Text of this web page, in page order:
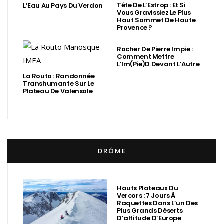
L’Eau Au Pays Du Verdon Tête De L’Estrop : Et Si
Vous Gravissiez Le Plus
Haut Sommet De Haute
Provence ?
La Routo : Randonnée
Transhumante Sur Le
Plateau De Valensole
Rocher De Pierre Impie :
Comment Mettre
L’Im(Pie)d Devant L’Autre
DRÔME
Hauts Plateaux Du
Vercors : 7 Jours À
Raquettes Dans L’un Des
Plus Grands Déserts
D’altitude D’Europe